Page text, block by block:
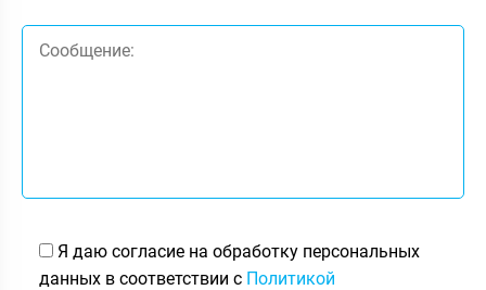
Я даю согласие на обработку персональных
данных в соответствии с Политикой